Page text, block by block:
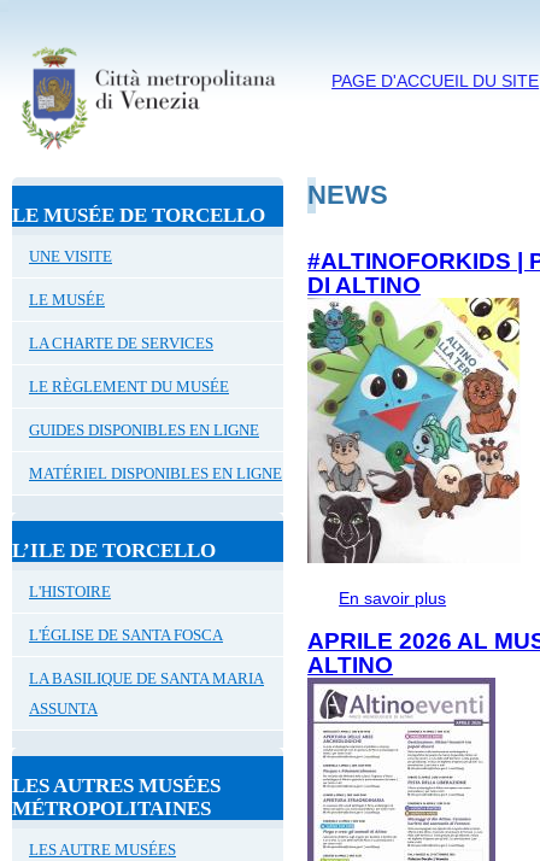
PAGE D'ACCUEIL DU SITE
LE MUSÉE DE TORCELLO
UNE VISITE
LE MUSÉE
LA CHARTE DE SERVICES
LE RÈGLEMENT DU MUSÉE
GUIDES DISPONIBLES EN LIGNE
MATÉRIEL DISPONIBLES EN LIGNE
L’ILE DE TORCELLO
L'HISTOIRE
L'ÉGLISE DE SANTA FOSCA
LA BASILIQUE DE SANTA MARIA
ASSUNTA
LES AUTRES MUSÉES
MÉTROPOLITAINES
LES AUTRE MUSÉES
NEWS
#ALTINOFORKIDS |
DI ALTINO
En savoir plus
APRILE 2026 AL
ALTINO